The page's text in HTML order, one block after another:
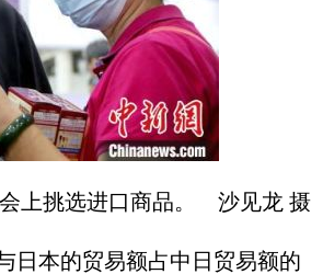
会上挑选进口商品。 沙见龙 摄
本的贸易额占中日贸易额的